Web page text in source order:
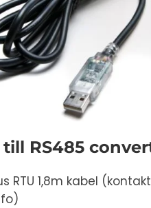
till RS485
RTU 1,8m kabel